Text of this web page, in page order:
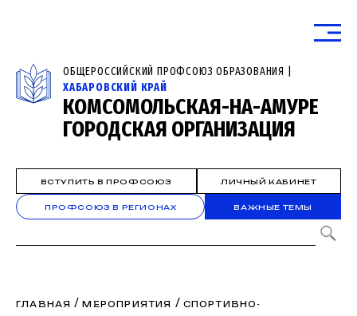
ОБЩЕРОССИЙСКИЙ ПРОФСОЮЗ ОБРАЗОВАНИЯ |
ХАБАРОВСКИЙ КРАЙ
КОМСОМОЛЬСКАЯ-НА-АМУРЕ
ГОРОДСКАЯ ОРГАНИЗАЦИЯ
ВСТУПИТЬ В ПРОФСОЮЗ ЛИЧНЫЙ КАБИНЕТ
ПРОФСОЮЗ В РЕГИОНАХ ВАЖНЫЕ ТЕМЫ
ГЛАВНАЯ /МЕРОПРИЯТИЯ / СПОРТИВНО-